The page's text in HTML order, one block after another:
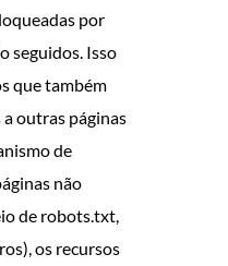
por
seguidos. Isso
que também
outras páginas
de
não
de robots.txt,
os recursos